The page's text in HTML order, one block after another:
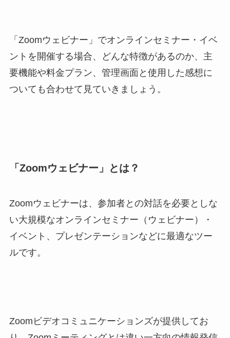
「Zoomウェビナー」でオンラインセミナー・イベ
ントを開催する場合、どんな特徴があるのか、主
要機能や料金プラン、管理画面と使用した感想に
ついても合わせて見ていきましょう。
「Zoomウェビナー」とは？
Zoomウェビナーは、参加者との対話を必要としな
い大規模なオンラインセミナー（ウェビナー）・
イベント、プレゼンテーションなどに最適なツー
ルです。
Zoomビデオコミュニケーションズが提供してお